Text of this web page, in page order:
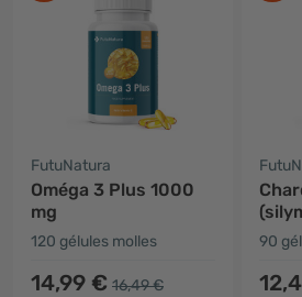
FutuNatura
Oméga 3 Plus 1000
mg
120 gélules molles
14,99 € 16,49 €
90